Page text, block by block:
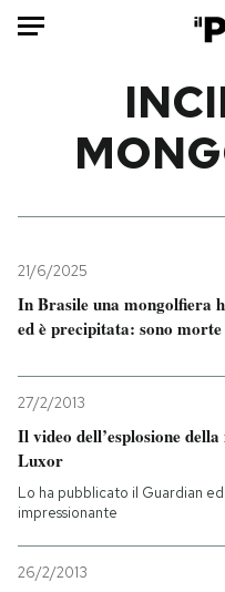
HOME
Mondo
Tecnologia
Internet
Cultura
Economia
Sport
PODCAST
21/6/2025
In Brasile una mongolfiera
ed è precipitata: sono morte
27/2/2013
Il video dell’esplosione
Luxor
Lo ha pubblicato il Guardian
impressionante
26/2/2013